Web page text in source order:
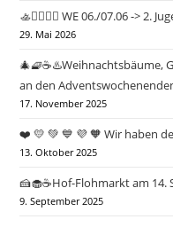
🚣🤽‍♂️🏄‍♀️ WE 06./07.06 -> 2.
29. Mai 2026
🎄🧇☕♨️Weihnachtsbäume,
an den
17. November 2025
❤️ 💛 💚 💙 💜 🧡 Wir haben
13. Oktober 2025
🍰🧁☕Hof-Flohmarkt am 14.
9. September 2025